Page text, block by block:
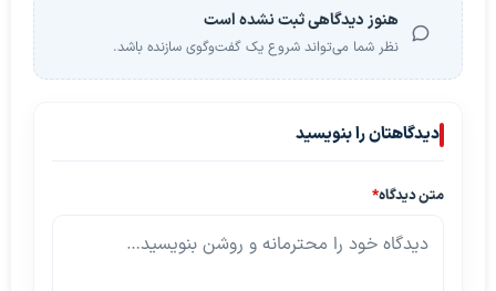
هنوز دیدگاهی ثبت نشده است
نظر شما می‌تواند شروع یک گفت‌وگوی سازنده باشد.
دیدگاهتان را بنویسید
متن دیدگاه*